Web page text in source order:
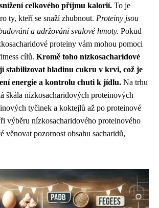
celkového příjmu kalorií. To je
ty, kteří se snaží zhubnout. Proteiny jsou
a udržování svalové hmoty. Pokud
proteiny vám mohou pomoci
cílů. Kromě toho nízkosacharidové
stabilizovat hladinu cukru v krvi, což je
energie a kontrolu chuti k jídlu. Na trhu
škála nízkosacharidových proteinových
tyčinek a koktejlů až po proteinové
výběru nízkosacharidového proteinového
věnovat pozornost obsahu sacharidů,